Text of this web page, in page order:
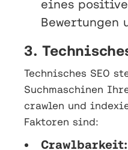
eines
Bewertungen
3.
Technisches SEO
Suchmaschinen
crawlen und
Faktoren sind:
Crawlbarkeit: